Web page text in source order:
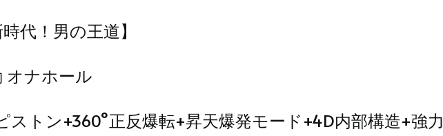
代！男の王道】
オナホール
ストン+360°正反爆転+昇天爆発モード+4D内部構造+強力